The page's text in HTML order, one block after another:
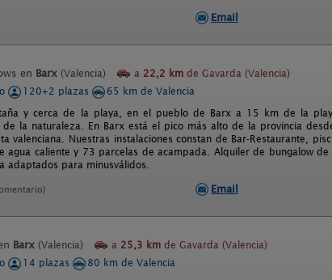
Email
en Barx (Valencia) a 22,2 km de Gavarda (Valencia)
120+2 plazas
65 km de Valencia
y cerca de la playa, en el pueblo de Barx a 15 km de la
la naturaleza. En Barx está el pico más alto de la provincia
valenciana. Nuestras instalaciones constan de Bar-Restaurante,
agua caliente y 73 parcelas de acampada. Alquiler de bungalow
adaptados para minusválidos.
Email
Barx (Valencia) a 25,3 km de Gavarda (Valencia)
14 plazas
80 km de Valencia